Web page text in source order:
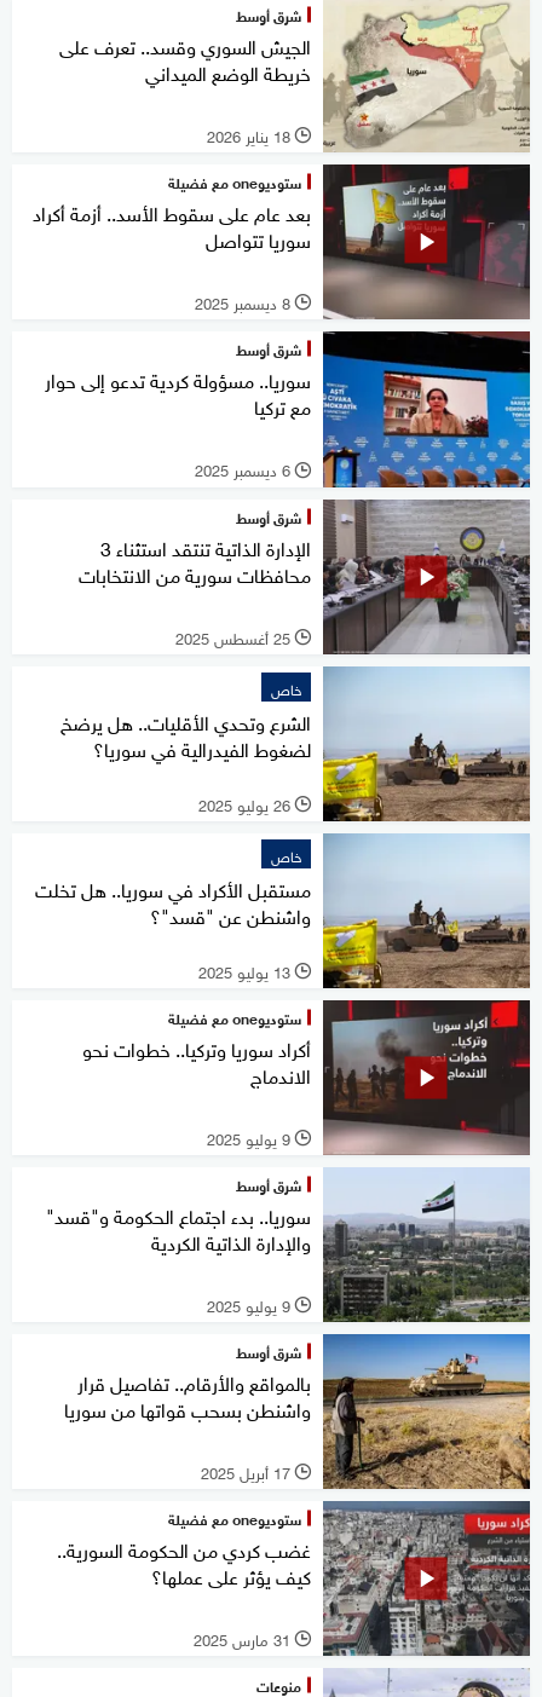
شرق أوسط
الجيش السوري وقسد.. تعرف على
خريطة الوضع الميداني
l 18 يناير 2026
ستوديوone مع فضيلة
بعد عام على سقوط الأسد.. أزمة أكراد
سوريا تتواصل
l 8 ديسمبر 2025
شرق أوسط
سوريا.. مسؤولة كردية تدعو إلى حوار
مع تركيا
l 6 ديسمبر 2025
شرق أوسط
الإدارة الذاتية تنتقد استثناء 3
محافظات سورية من الانتخابات
l 25 أغسطس 2025
خاص
الشرع وتحدي الأقليات.. هل يرضخ
لضغوط الفيدرالية في سوريا؟
l 26 يوليو 2025
خاص
مستقبل الأكراد في سوريا.. هل تخلت
واشنطن عن "قسد"؟
l 13 يوليو 2025
ستوديوone مع فضيلة
أكراد سوريا وتركيا.. خطوات نحو
الاندماج
l 9 يوليو 2025
شرق أوسط
سوريا.. بدء اجتماع الحكومة و"قسد"
والإدارة الذاتية الكردية
l 9 يوليو 2025
شرق أوسط
بالمواقع والأرقام.. تفاصيل قرار
واشنطن بسحب قواتها من سوريا
l 17 أبريل 2025
ستوديوone مع فضيلة
غضب كردي من الحكومة السورية..
كيف يؤثر على عملها؟
l 31 مارس 2025
منوعات